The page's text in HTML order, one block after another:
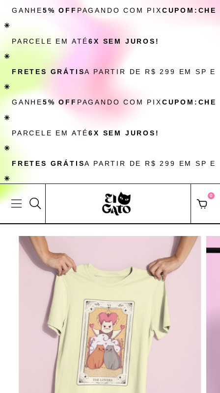
GANHE5% OFF PAGANDO COM PIX
✳
PARCELE EM ATÉ6X SEM JUROS!
✳
FRETES GRÁTISA PARTIR DE R$ 299 EM SP
✳
GANHE5% OFF PAGANDO COM PIX
✳
PARCELE EM ATÉ6X SEM JUROS!
✳
FRETES GRÁTISA PARTIR DE R$ 299 EM SP
✳
0